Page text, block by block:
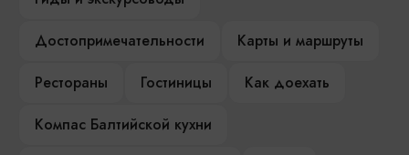
Достопримечательности
Карты и маршруты
Рестораны
Гостиницы
Как доехать
Компас Балтийской кухни